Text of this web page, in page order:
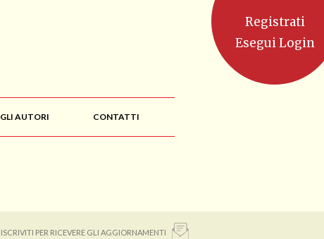
GLI AUTORI CONTATTI
ISCRIVITI PER RICEVERE GLI AGGIORNAMENTI
Registrati
Esegui Login